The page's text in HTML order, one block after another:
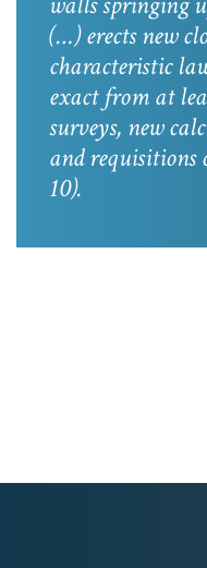
(…) erects new
characteristic
exact from at
surveys, new
and requisitions
10).